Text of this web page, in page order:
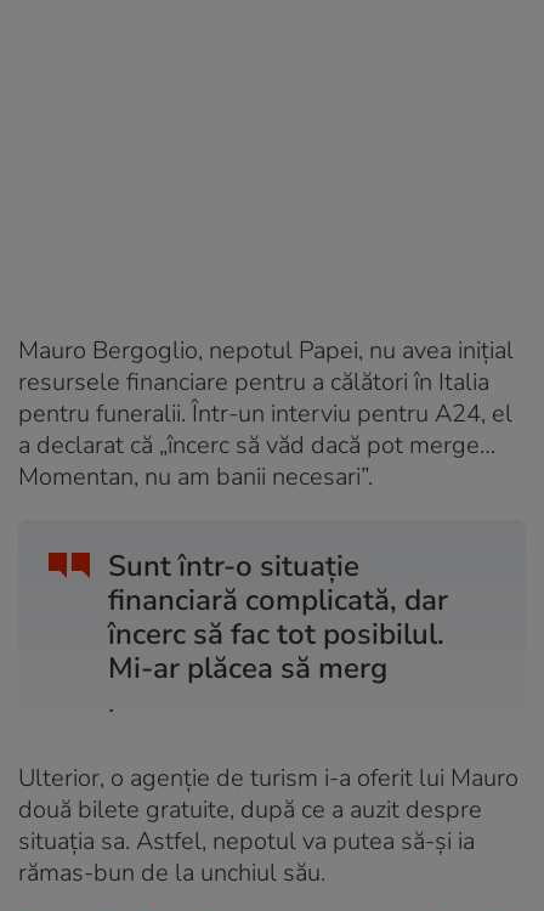
Mauro Bergoglio, nepotul Papei, nu avea inițial
resursele financiare pentru a călători în Italia
pentru funeralii. Într-un interviu pentru A24, el
a declarat că „încerc să văd dacă pot merge…
Momentan, nu am banii necesari”.
Sunt într-o situație
financiară complicată, dar
încerc să fac tot posibilul.
Mi-ar plăcea să merg
.
Ulterior, o agenție de turism i-a oferit lui Mauro
două bilete gratuite, după ce a auzit despre
situația sa. Astfel, nepotul va putea să-și ia
rămas-bun de la unchiul său.